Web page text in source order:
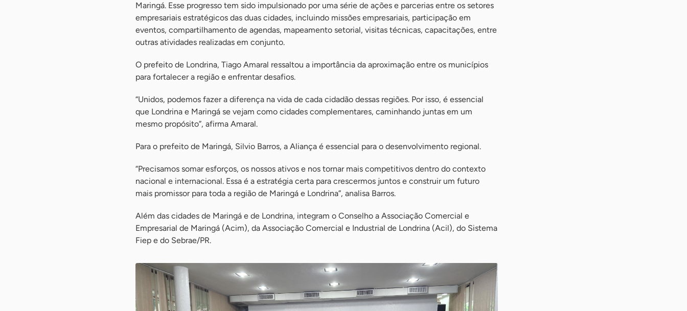
Maringá. Esse progresso tem sido impulsionado por uma série de ações e parcerias entre os setores
empresariais estratégicos das duas cidades, incluindo missões empresariais, participação em
eventos, compartilhamento de agendas, mapeamento setorial, visitas técnicas, capacitações, entre
outras atividades realizadas em conjunto.
O prefeito de Londrina, Tiago Amaral ressaltou a importância da aproximação entre os municípios
para fortalecer a região e enfrentar desafios.
“Unidos, podemos fazer a diferença na vida de cada cidadão dessas regiões. Por isso, é essencial
que Londrina e Maringá se vejam como cidades complementares, caminhando juntas em um
mesmo propósito”, afirma Amaral.
Para o prefeito de Maringá, Silvio Barros, a Aliança é essencial para o desenvolvimento regional.
“Precisamos somar esforços, os nossos ativos e nos tornar mais competitivos dentro do contexto
nacional e internacional. Essa é a estratégia certa para crescermos juntos e construir um futuro
mais promissor para toda a região de Maringá e Londrina”, analisa Barros.
Além das cidades de Maringá e de Londrina, integram o Conselho a Associação Comercial e
Empresarial de Maringá (Acim), da Associação Comercial e Industrial de Londrina (Acil), do Sistema
Fiep e do Sebrae/PR.